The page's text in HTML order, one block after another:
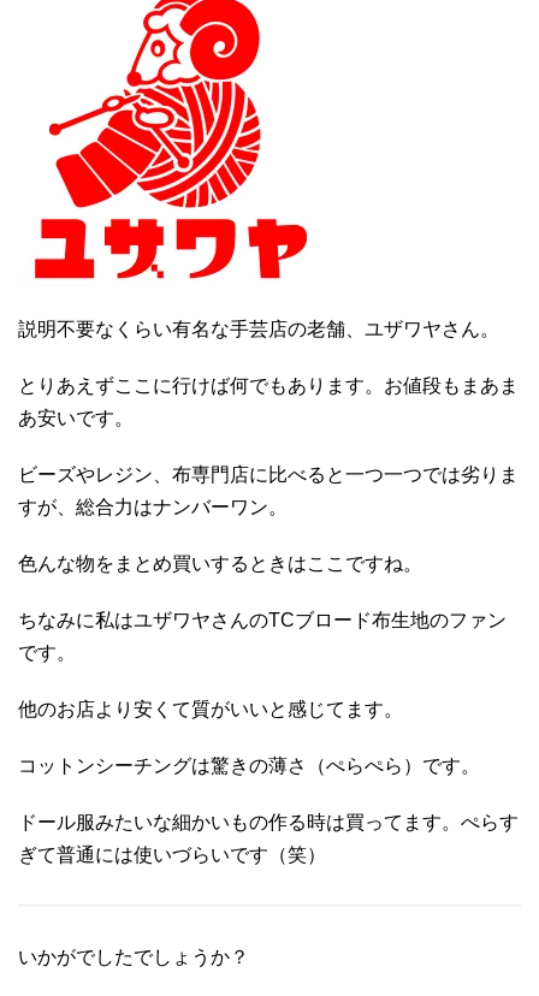
説明不要なくらい有名な手芸店の老舗、ユザワヤさん。
とりあえずここに行けば何でもあります。お値段もまあま
あ安いです。
ビーズやレジン、布専門店に比べると一つ一つでは劣りま
すが、総合力はナンバーワン。
色んな物をまとめ買いするときはここですね。
ちなみに私はユザワヤさんのTCブロード布生地のファン
です。
他のお店より安くて質がいいと感じてます。
コットンシーチングは驚きの薄さ（ぺらぺら）です。
ドール服みたいな細かいもの作る時は買ってます。ぺらす
ぎて普通には使いづらいです（笑）
いかがでしたでしょうか？